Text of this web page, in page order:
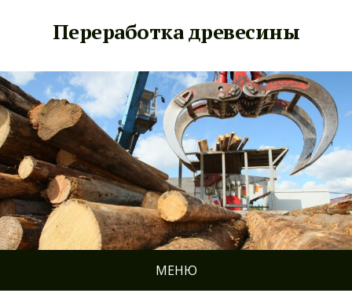
Переработка древесины
МЕНЮ